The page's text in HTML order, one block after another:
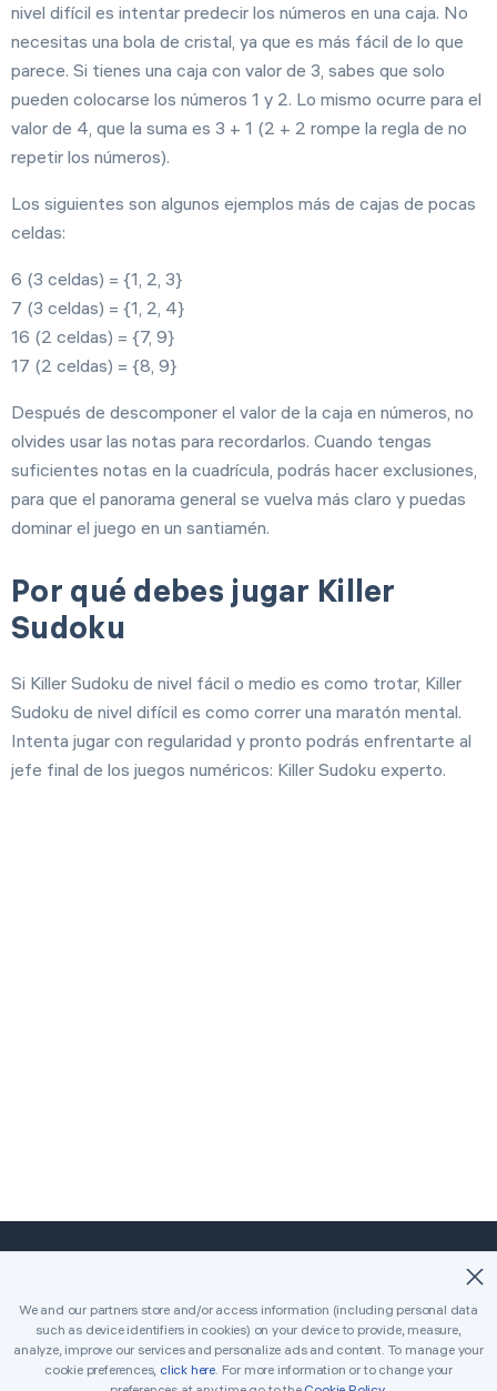
nivel difícil es intentar predecir los números en una caja. No
necesitas una bola de cristal, ya que es más fácil de lo que
parece. Si tienes una caja con valor de 3, sabes que solo
pueden colocarse los números 1 y 2. Lo mismo ocurre para el
valor de 4, que la suma es 3 + 1 (2 + 2 rompe la regla de no
repetir los números).
Los siguientes son algunos ejemplos más de cajas de pocas
celdas:
6 (3 celdas) = {1, 2, 3}
7 (3 celdas) = {1, 2, 4}
16 (2 celdas) = {7, 9}
17 (2 celdas) = {8, 9}
Después de descomponer el valor de la caja en números, no
olvides usar las notas para recordarlos. Cuando tengas
suficientes notas en la cuadrícula, podrás hacer exclusiones,
para que el panorama general se vuelva más claro y puedas
dominar el juego en un santiamén.
Por qué debes jugar Killer
Sudoku
Si Killer Sudoku de nivel fácil o medio es como trotar, Killer
Sudoku de nivel difícil es como correr una maratón mental.
Intenta jugar con regularidad y pronto podrás enfrentarte al
jefe final de los juegos numéricos: Killer Sudoku experto.
Pagina principal Clásico
Killer
Desafíos diarios
Torneo Premios
We and our partners store and/or access information (including personal data
such as device identifiers in cookies) on your device to provide, measure,
analyze, improve our services and personalize ads and content. To manage your
cookie preferences, click here. For more information or to change your